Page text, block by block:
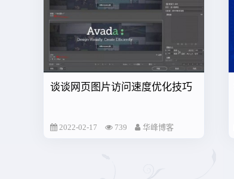
谈谈网页图片访问速度优化技巧
2022-02-17 739 华峰博客